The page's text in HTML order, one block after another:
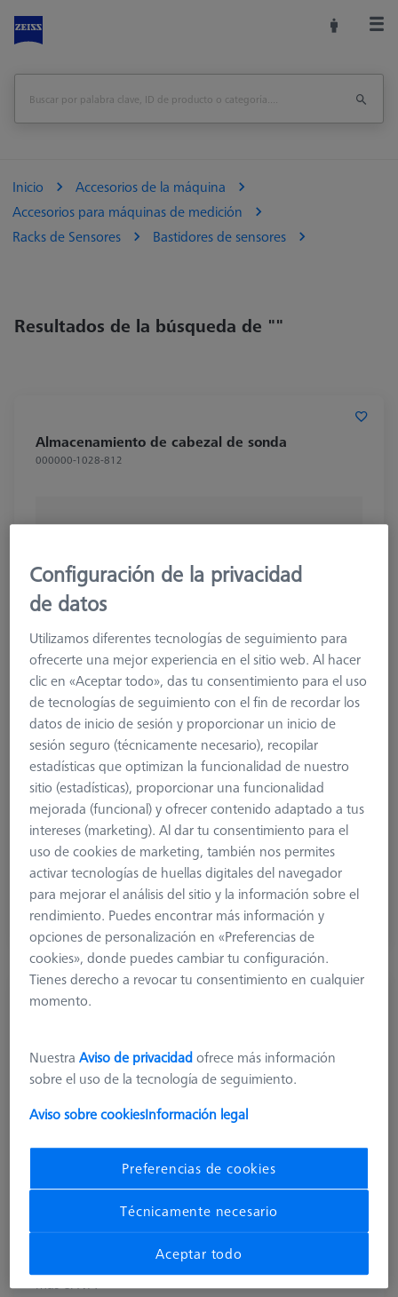
Inicio
Accesorios de la máquina
Accesorios para máquinas de medición
Racks de Sensores
Bastidores de sensores
Resultados de la búsqueda de ""
Almacenamiento de cabezal de sonda
000000-1028-812
319,90 €
más el IVA
Plazo de entrega más largo
más el IVA
Configuración de la privacidad
de datos
Utilizamos diferentes tecnologías de seguimiento para
ofrecerte una mejor experiencia en el sitio web. Al hacer
clic en «Aceptar todo», das tu consentimiento para el uso
de tecnologías de seguimiento con el fin de recordar los
datos de inicio de sesión y proporcionar un inicio de
sesión seguro (técnicamente necesario), recopilar
estadísticas que optimizan la funcionalidad de nuestro
sitio (estadísticas), proporcionar una funcionalidad
mejorada (funcional) y ofrecer contenido adaptado a tus
intereses (marketing). Al dar tu consentimiento para el
uso de cookies de marketing, también nos permites
activar tecnologías de huellas digitales del navegador
para mejorar el análisis del sitio y la información sobre el
rendimiento. Puedes encontrar más información y
opciones de personalización en «Preferencias de
cookies», donde puedes cambiar tu configuración.
Tienes derecho a revocar tu consentimiento en cualquier
momento.
NuestraAviso de privacidadofrece más información
sobre el uso de la tecnología de seguimiento.
Aviso sobre cookiesInformación legal
Preferencias de cookies
Técnicamente necesario
Aceptar todo